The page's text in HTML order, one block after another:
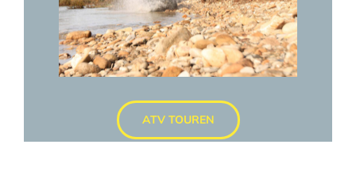
ATV TOUREN